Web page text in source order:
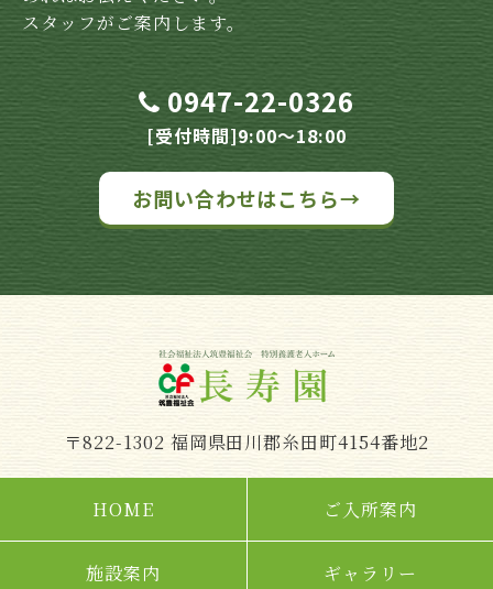
スタッフがご案内します。
0947-22-0326
[受付時間]9:00～18:00
お問い合わせはこちら→
〒822-1302 福岡県田川郡糸田町4154番地2
HOME ご入所案内
施設案内 ギャラリー